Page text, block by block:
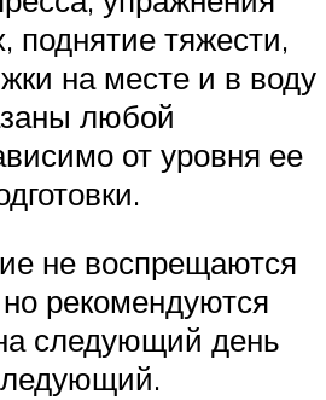
поднятие тяжести,
на месте и в воду
любой
от уровня ее
не воспрещаются
рекомендуются
следующий день